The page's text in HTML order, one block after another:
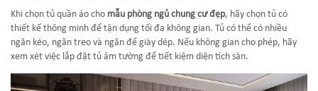
Khi chọn tủ quần áo cho mẫu phòng ngủ chung cư đẹp, hãy chọn tủ có
thiết kế thông minh để tận dụng tối đa không gian. Tủ có thể có nhiều
ngăn kéo, ngăn treo và ngăn để giày dép. Nếu không gian cho phép, hãy
xem xét việc lắp đặt tủ âm tường để tiết kiệm diện tích sàn.